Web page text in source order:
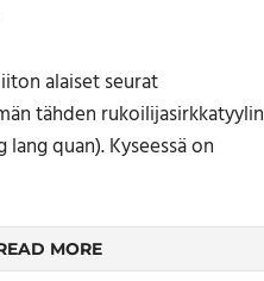
alaiset seurat
tähden rukoilijasirkkatyylin
quan). Kyseessä on
MORE